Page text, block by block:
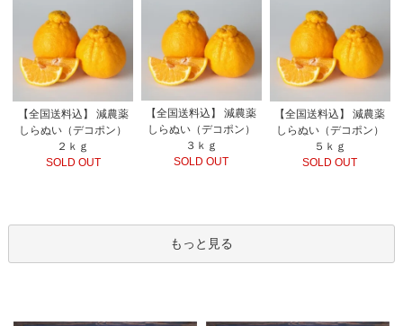
【全国送料込】 減農薬
しらぬい（デコポン）
２ｋｇ
SOLD OUT
【全国送料込】 減農薬
しらぬい（デコポン）
３ｋｇ
SOLD OUT
【全国送料込】 減農薬
しらぬい（デコポン）
５ｋｇ
SOLD OUT
もっと見る